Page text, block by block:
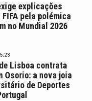
explicações
pela polémica
no Mundial 2026
Lisboa contrata
Osorio: a nova joia
de Deportes